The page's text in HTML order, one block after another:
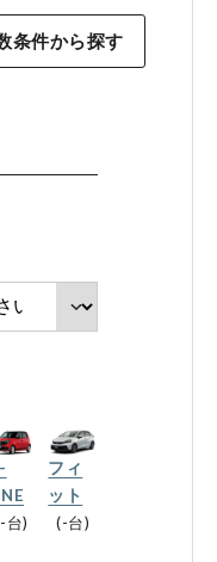
条件から探す
-台
フィ
ット
-台